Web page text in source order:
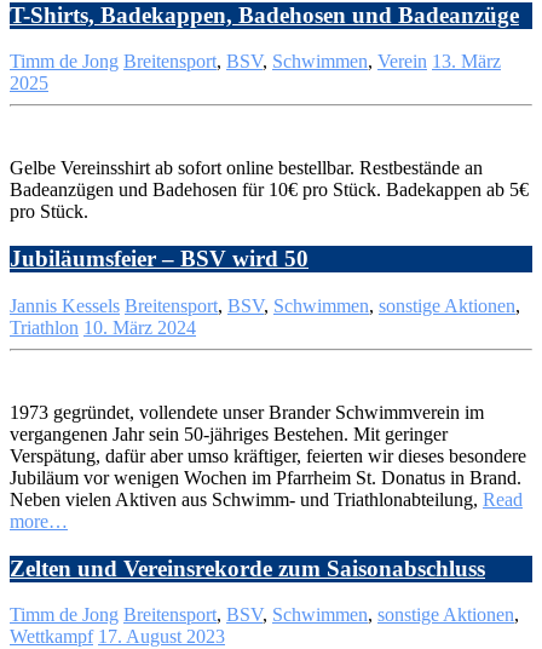
T-Shirts, Badekappen, Badehosen und Badeanzüge
Timm de Jong Breitensport, BSV, Schwimmen, Verein 13. März
2025
Gelbe Vereinsshirt ab sofort online bestellbar. Restbestände an
Badeanzügen und Badehosen für 10€ pro Stück. Badekappen ab 5€
pro Stück.
Jubiläumsfeier – BSV wird 50
Jannis Kessels Breitensport, BSV, Schwimmen, sonstige Aktionen,
Triathlon 10. März 2024
1973 gegründet, vollendete unser Brander Schwimmverein im
vergangenen Jahr sein 50-jähriges Bestehen. Mit geringer
Verspätung, dafür aber umso kräftiger, feierten wir dieses besondere
Jubiläum vor wenigen Wochen im Pfarrheim St. Donatus in Brand.
Neben vielen Aktiven aus Schwimm- und Triathlonabteilung, Read
more…
Zelten und Vereinsrekorde zum Saisonabschluss
Timm de Jong Breitensport, BSV, Schwimmen, sonstige Aktionen,
Wettkampf 17. August 2023